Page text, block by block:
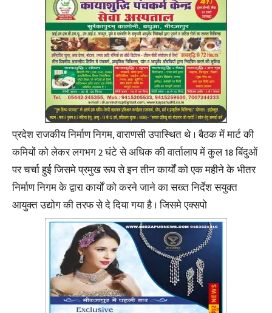
प्रदेश राजकीय निर्माण निगम, वाराणसी उपास्थित थे । बैठक में मार्ट की
कमियों को लेकर लगभग 2 घंटे से अधिक की वार्तालाप में कुल 18 बिंदुओं
पर चर्चा हुई जिसमे प्रमुख रूप से इन तीन कार्यों को एक महीने के भीतर
निर्माण निगम के द्वारा कार्यों को करने जाने का सख्त निर्देश सयुक्त
आयुक्त उद्योग की तरफ से दे दिया गया है । जिसमे एक्सपो